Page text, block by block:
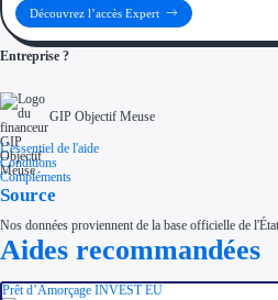
Découvrez l’accès Expert
Entreprise ?
GIP Objectif Meuse
L'essentiel de l'aide
Conditions
Compléments
Source
Nos données proviennent de la base officielle de
Aides recommandées
Prêt d’Amorçage INVEST EU